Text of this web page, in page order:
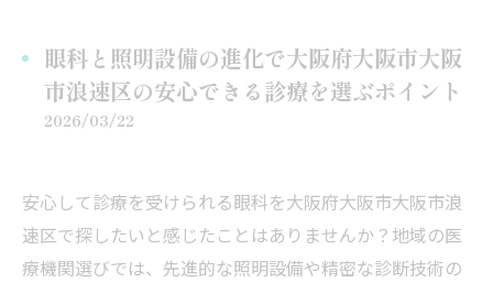
眼科と照明設備の進化で大阪府大阪市大阪
市浪速区の安心できる診療を選ぶポイント
2026/03/22
安心して診療を受けられる眼科を大阪府大阪市大阪市浪
速区で探したいと感じたことはありませんか？地域の医
療機関選びでは、先進的な照明設備や精密な診断技術の